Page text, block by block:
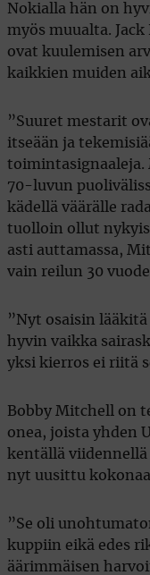
Nokialla hän on
myös muualta.
ovat kuulemisen
kaikkien muiden
”Suuret mestarit
itseään ja
toimintasignaaleja.
70-luvun
kädellä väärälle
tuolloin ollut
asti auttamassa,
vain reilun 30
”Nyt osaisin
hyvin vaikka
yksi kierros ei riitä
Bobby Mitchell on
onea, joista yhden
kentällä viidennellä
nyt uusittu
”Se oli
kuppiin eikä edes
äärimmäisen